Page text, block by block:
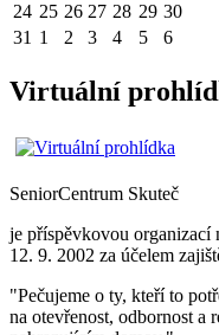
24 25 26 27 28 29 30
31 1 2 3 4 5 6
Virtuální
SeniorCentrum Skuteč
je příspěvkovou organizací
12. 9. 2002 za účelem
"Pečujeme o ty, kteří to
na otevřenost, odbornost a